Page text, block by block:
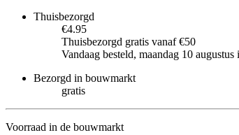
Thuisbezorgd
€4.95
Thuisbezorgd gratis vanaf €50
Vandaag besteld, maandag 10 augustus
Bezorgd in bouwmarkt
gratis
Voorraad in de bouwmarkt